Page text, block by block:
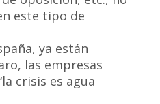
este tipo de
ya están
las empresas
crisis es agua